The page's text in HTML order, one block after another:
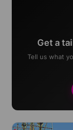
Get a
Tell us what